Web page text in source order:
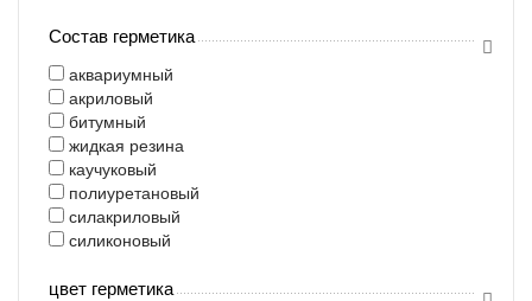
Состав герметика
аквариумный
акриловый
битумный
жидкая резина
каучуковый
полиуретановый
силакриловый
силиконовый
цвет герметика